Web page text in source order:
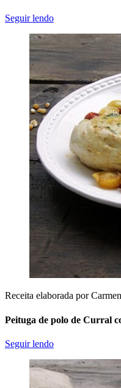
Seguir lendo
Receita elaborada por
Peituga de polo de Curral
Seguir lendo